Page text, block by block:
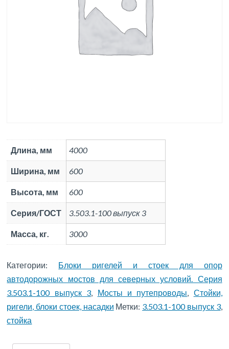
Длина, мм 4000
Ширина, мм 600
Высота, мм 600
Серия/ГОСТ 3.503.1-100 выпуск 3
Масса, кг. 3000
Категории: Блоки ригелей и стоек для опор
автодорожных мостов для северных условий. Серия
3.503.1-100 выпуск 3
Мосты и путепроводы
Стойки,
ригели, блоки стоек, насадки Метки: 3.503.1-100 выпуск 3,
стойка